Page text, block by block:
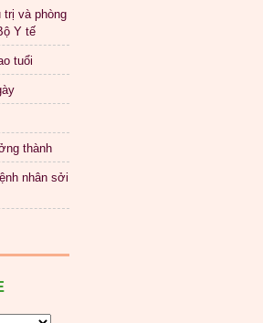
trị và phòng
Y tế
tuổi
thành
nhân sởi